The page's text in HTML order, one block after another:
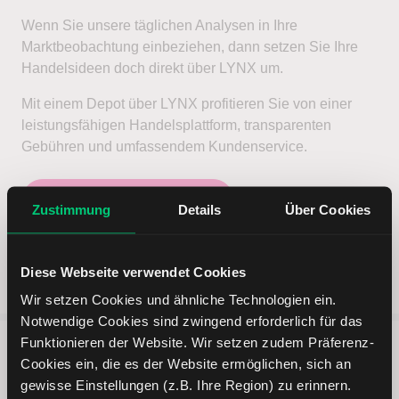
Zustimmung Details Über Cookies
Diese Webseite verwendet Cookies
Wir setzen Cookies und ähnliche Technologien ein.
Notwendige Cookies sind zwingend erforderlich für das
Funktionieren der Website. Wir setzen zudem Präferenz-
Cookies ein, die es der Website ermöglichen, sich an
gewisse Einstellungen (z.B. Ihre Region) zu erinnern.
Wenn Sie unsere täglichen Analysen in Ihre
Marktbeobachtung einbeziehen, dann setzen Sie Ihre
Handelsideen doch direkt über LYNX um.
Mit einem Depot über LYNX profitieren Sie von einer
leistungsfähigen Handelsplattform, transparenten
Gebühren und umfassendem Kundenservice.
5 entscheidende Vorteile vom